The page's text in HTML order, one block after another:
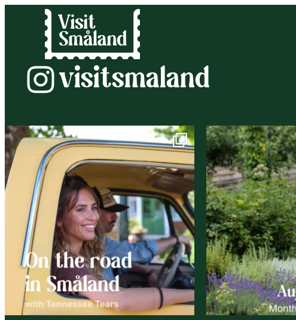
Instagramvisitsmaland